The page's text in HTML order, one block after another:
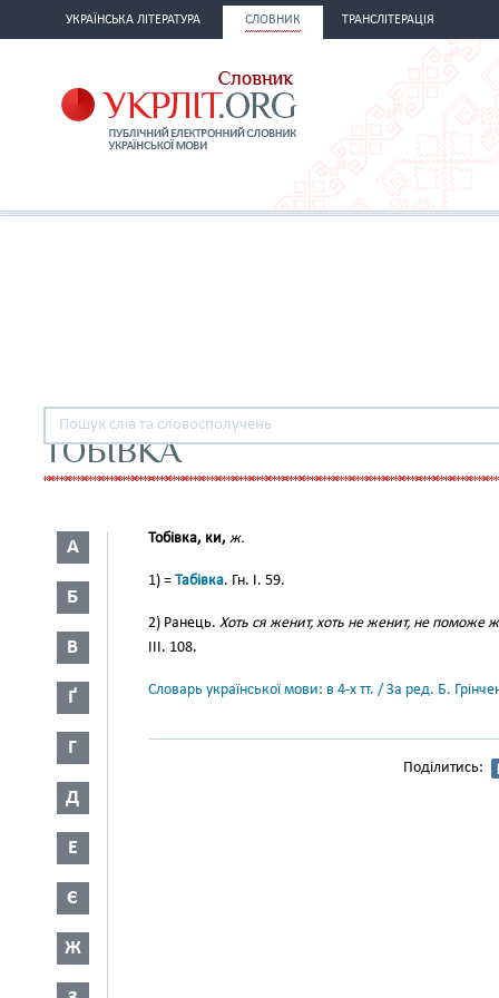
УКРАЇНСЬКА ЛІТЕРАТУРА СЛОВНИК ТРАНСЛІТЕРАЦІЯ
ТОБІВКА
А
Б
В
Ґ
Г
Д
Е
Є
Ж
Тобівка, ки, ж.
1) = Табівка. Гн. І. 59.
2) Ранець. Хоть ся женит, хоть не женит, не поможе
III. 108.
Словарь української мови: в 4-х тт. / За ред. Б.
Поділитись: